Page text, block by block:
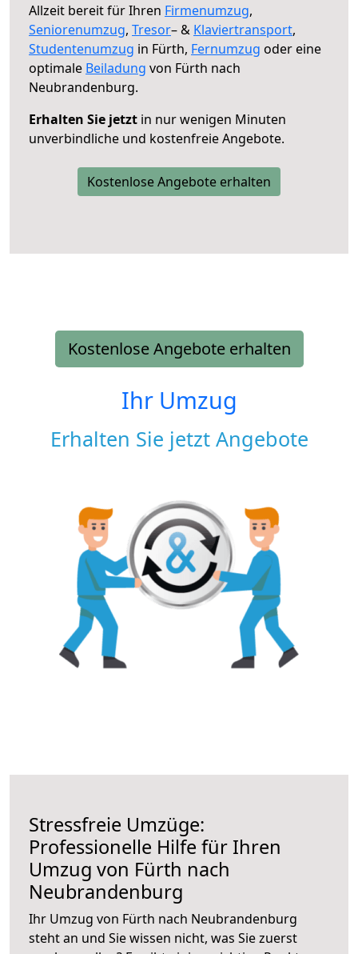
Allzeit bereit für Ihren Firmenumzug,
Seniorenumzug, Tresor– & Klaviertransport,
Studentenumzug in Fürth, Fernumzug oder eine
optimale Beiladung von Fürth nach
Neubrandenburg.
Erhalten Sie jetzt in nur wenigen Minuten
unverbindliche und kostenfreie Angebote.
Kostenlose Angebote erhalten
Kostenlose Angebote erhalten
Ihr Umzug
Erhalten Sie jetzt Angebote
Stressfreie Umzüge:
Professionelle Hilfe für Ihren
Umzug von Fürth nach
Neubrandenburg
Ihr Umzug von Fürth nach Neubrandenburg
steht an und Sie wissen nicht, was Sie zuerst